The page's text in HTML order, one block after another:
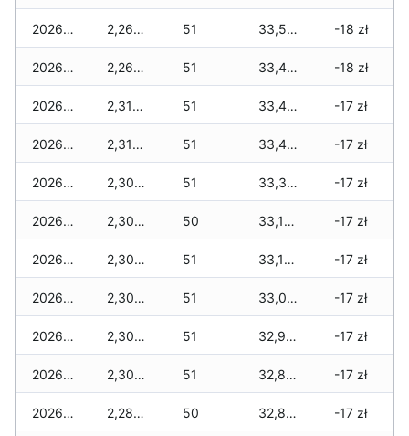
2026-01-14 2,260 zł 51 33,500 zł -18 zł
2026-01-13 2,260 zł 51 33,480 zł -18 zł
2026-01-12 2,310 zł 51 33,480 zł -17 zł
2026-01-11 2,310 zł 51 33,480 zł -17 zł
2026-01-09 2,300 zł 51 33,300 zł -17 zł
2026-01-08 2,300 zł 50 33,150 zł -17 zł
2026-01-07 2,300 zł 51 33,150 zł -17 zł
2026-01-06 2,300 zł 51 33,010 zł -17 zł
2026-01-05 2,300 zł 51 32,950 zł -17 zł
2026-01-04 2,300 zł 51 32,880 zł -17 zł
2026-01-03 2,280 zł 50 32,860 zł -17 zł